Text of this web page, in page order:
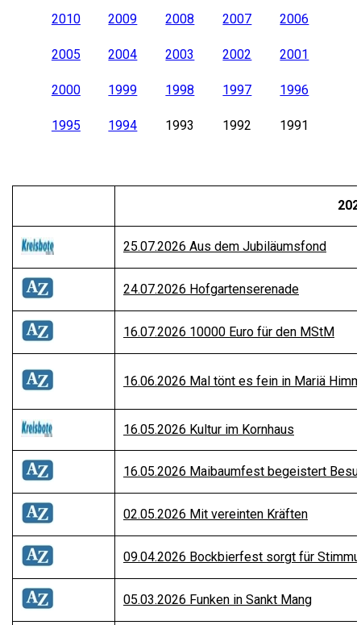
2010 2009 2008 2007 2006
2005 2004 2003 2002 2001
2000 1999 1998 1997 1996
1995 1994 1993 1992 1991
25.07.2026 Aus dem Jubiläumsfond
24.07.2026 Hofgartenserenade
16.07.2026 10000 Euro für den MStM
16.06.2026 Mal tönt es fein in Mariä
16.05.2026 Kultur im Kornhaus
16.05.2026 Maibaumfest begeistert
02.05.2026 Mit vereinten Kräften
09.04.2026 Bockbierfest sorgt für
05.03.2026 Funken in Sankt Mang